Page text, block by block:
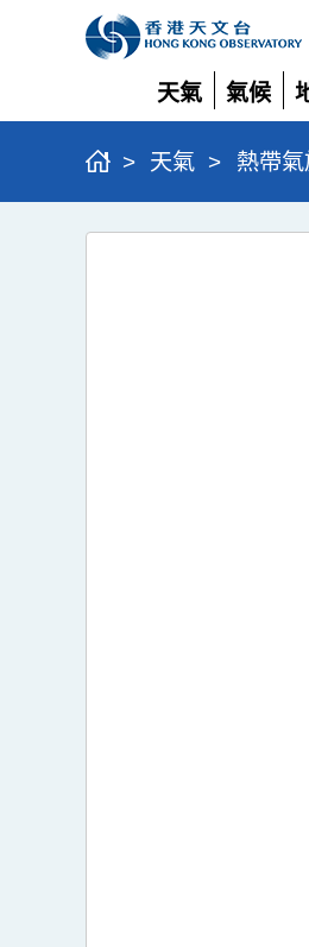
天氣
展
開
氣候
展
開
> 天氣 > 熱帶氣
超